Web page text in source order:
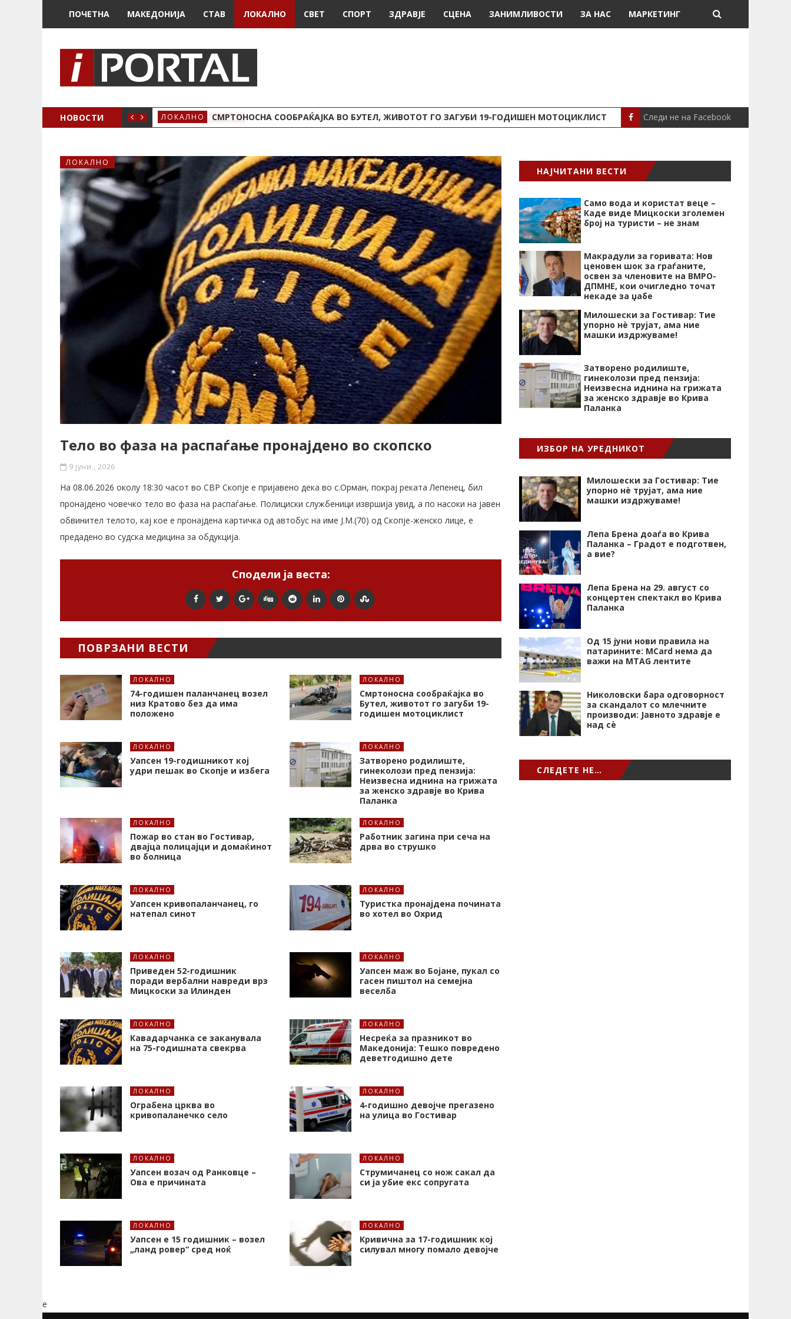
ПОЧЕТНА МАКЕДОНИЈА СТАВ ЛОКАЛНО СВЕТ СПОРТ ЗДРАВЈЕ СЦЕНА ЗАНИМЛИВОСТИ ЗА НАС МАРКЕТИНГ
НОВОСТИ ЛОКАЛНО СМРТОНОСНА СООБРАЌАЈКА ВО БУТЕЛ, ЖИВОТОТ ГО ЗАГУБИ 19-ГОДИШЕН МОТОЦИКЛИСТ СЦЕНА СЕВЕРИНА ВО
Следи не на Facebook
ЛОКАЛНО
Тело во фаза на распаѓање пронајдено во скопско
9 јуни , 2026
На 08.06.2026 околу 18:30 часот во СВР Скопје е пријавено дека во с.Орман, покрај реката Лепенец, бил
пронајдено човечко тело во фаза на распаѓање. Полициски службеници извршија увид, а по насоки на јавен
обвинител телото, кај кое е пронајдена картичка од автобус на име Ј.М.(70) од Скопје-женско лице, е
предадено во судска медицина за обдукција.
Сподели ја веста:
ПОВРЗАНИ ВЕСТИ
ЛОКАЛНО
74-годишен паланчанец возел
низ Кратово без да има
положено
ЛОКАЛНО
Смртоносна сообраќајка во
Бутел, животот го загуби 19-
годишен мотоциклист
ЛОКАЛНО
Уапсен 19-годишникот кој
удри пешак во Скопје и избега
ЛОКАЛНО
Затворено родилиште,
гинеколози пред пензија:
Неизвесна иднина на грижата
за женско здравје во Крива
Паланка
ЛОКАЛНО
Пожар во стан во Гостивар,
двајца полицајци и домаќинот
во болница
ЛОКАЛНО
Работник загина при сеча на
дрва во струшко
ЛОКАЛНО
Уапсен кривопаланчанец, го
натепал синот
ЛОКАЛНО
Туристка пронајдена почината
во хотел во Охрид
ЛОКАЛНО
Приведен 52-годишник
поради вербални навреди врз
Мицкоски за Илинден
ЛОКАЛНО
Уапсен маж во Бојане, пукал со
гасен пиштол на семејна
веселба
ЛОКАЛНО
Кавадарчанка се заканувала
на 75-годишната свекрва
ЛОКАЛНО
Несреќа за празникот во
Македонија: Тешко повредено
деветгодишно дете
ЛОКАЛНО
Ограбена црква во
кривопаланечко село
ЛОКАЛНО
4-годишно девојче прегазено
на улица во Гостивар
ЛОКАЛНО
Уапсен возач од Ранковце –
Ова е причината
ЛОКАЛНО
Струмичанец со нож сакал да
си ја убие екс сопругата
ЛОКАЛНО
Уапсен е 15 годишник – возел
„ланд ровер“ сред ноќ
ЛОКАЛНО
Кривична за 17-годишник кој
силувал многу помало девојче
НАЈЧИТАНИ ВЕСТИ
Само вода и користат веце –
Каде виде Мицкоски зголемен
број на туристи – не знам
Макрадули за горивата: Нов
ценовен шок за граѓаните,
освен за членовите на ВМРО-
ДПМНЕ, кои очигледно точат
некаде за џабе
Милошески за Гостивар: Тие
упорно нѐ трујат, ама ние
машки издржуваме!
Затворено родилиште,
гинеколози пред пензија:
Неизвесна иднина на грижата
за женско здравје во Крива
Паланка
ИЗБОР НА УРЕДНИКОТ
Милошески за Гостивар: Тие
упорно нѐ трујат, ама ние
машки издржуваме!
Лепа Брена доаѓа во Крива
Паланка – Градот е подготвен,
а вие?
Лепа Брена на 29. август со
концертен спектакл во Крива
Паланка
Од 15 јуни нови правила на
патарините: MCard нема да
важи на MTAG лентите
Николовски бара одговорност
за скандалот со млечните
производи: Јавното здравје е
над сѐ
СЛЕДЕТЕ НЕ…
e